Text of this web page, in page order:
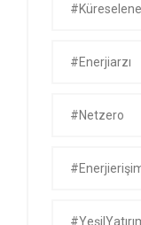
#enerjiarzı
#netzero